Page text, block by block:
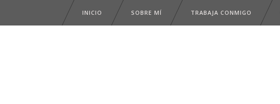
INICIO SOBRE MÍ TRABAJA CONMIGO